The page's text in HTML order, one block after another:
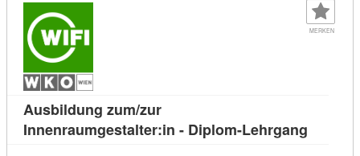
MERKEN
Ausbildung zum/zur
Innenraumgestalter:in - Diplom-Lehrgang